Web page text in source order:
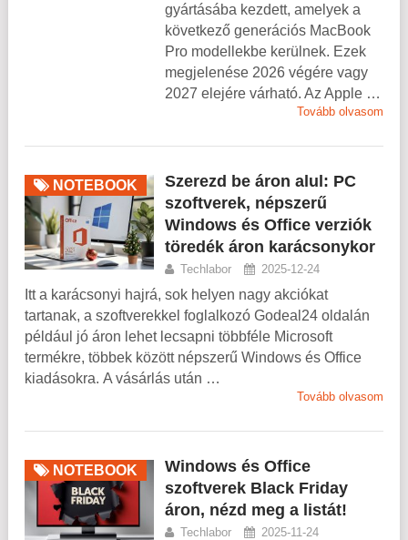
gyártásába kezdett, amelyek a
következő generációs MacBook
Pro modellekbe kerülnek. Ezek
megjelenése 2026 végére vagy
2027 elejére várható. Az Apple …
Tovább olvasom
NOTEBOOK
Szerezd be áron alul: PC
szoftverek, népszerű
Windows és Office verziók
töredék áron karácsonykor
Techlabor 2025-12-24
Itt a karácsonyi hajrá, sok helyen nagy akciókat
tartanak, a szoftverekkel foglalkozó Godeal24 oldalán
például jó áron lehet lecsapni többféle Microsoft
termékre, többek között népszerű Windows és Office
kiadásokra. A vásárlás után …
Tovább olvasom
NOTEBOOK
Windows és Office
szoftverek Black Friday
áron, nézd meg a listát!
Techlabor 2025-11-24